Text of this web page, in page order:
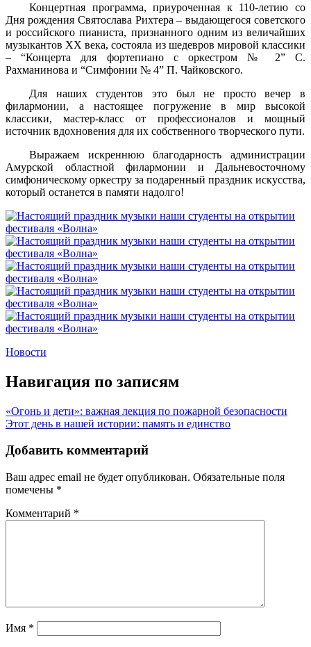
Концертная программа, приуроченная к 110-летию со
Дня рождения Святослава Рихтера – выдающегося советского
и российского пианиста, признанного одним из величайших
музыкантов XX века, состояла из шедевров мировой классики
– “Концерта для фортепиано с оркестром № 2” С.
Рахманинова и “Симфонии № 4” П. Чайковского.
Для наших студентов это был не просто вечер в
филармонии, а настоящее погружение в мир высокой
классики, мастер-класс от профессионалов и мощный
источник вдохновения для их собственного творческого пути.
Выражаем искреннюю благодарность администрации
Амурской областной филармонии и Дальневосточному
симфоническому оркестру за подаренный праздник искусства,
который останется в памяти надолго!
Новости
Навигация по записям
«Огонь и дети»: важная лекция по пожарной безопасности
Этот день в нашей истории: память и единство
Добавить комментарий
Ваш адрес email не будет опубликован. Обязательные поля
помечены *
Комментарий *
Имя *